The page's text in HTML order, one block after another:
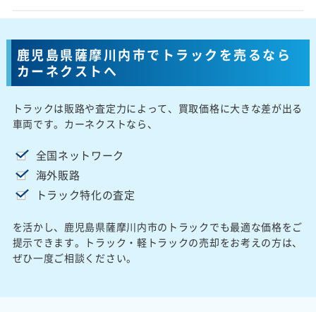
鹿児島県薩摩川内市でトラックを売るなら
カーネクストへ
トラックは販路や査定力によって、買取価格に大きな差が出る
車両です。カーネクストなら、
全国ネットワーク
海外販路
トラック特化の査定
を活かし、鹿児島県薩摩川内市のトラックでも最適な価格をご
提示できます。トラック・軽トラックの売却をお考えの方は、
ぜひ一度ご相談ください。